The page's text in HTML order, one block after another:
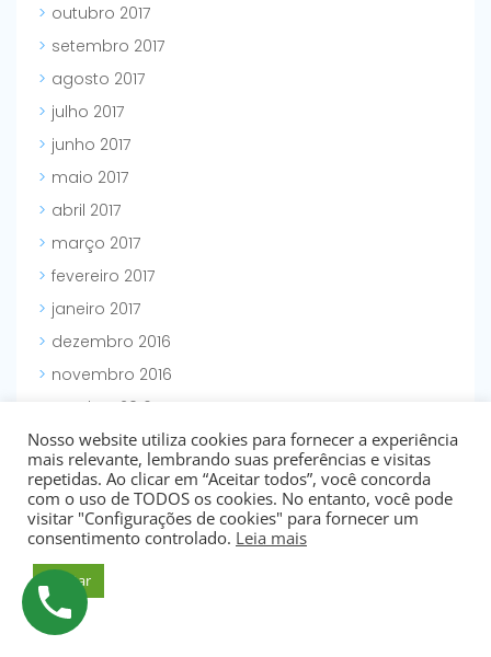
outubro 2017
setembro 2017
agosto 2017
julho 2017
junho 2017
maio 2017
abril 2017
março 2017
fevereiro 2017
janeiro 2017
dezembro 2016
novembro 2016
outubro 2016
setembro 2016
agosto 2016
julho 2016
junho 2016
maio 2016
abril 2016
março 2016
Nosso website utiliza cookies para fornecer a experiência
mais relevante, lembrando suas preferências e visitas
repetidas. Ao clicar em “Aceitar todos”, você concorda
com o uso de TODOS os cookies. No entanto, você pode
visitar "Configurações de cookies" para fornecer um
consentimento controlado. Leia mais
Aceitar